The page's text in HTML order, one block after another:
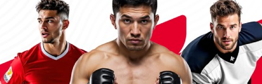
НАПИСАТЬ